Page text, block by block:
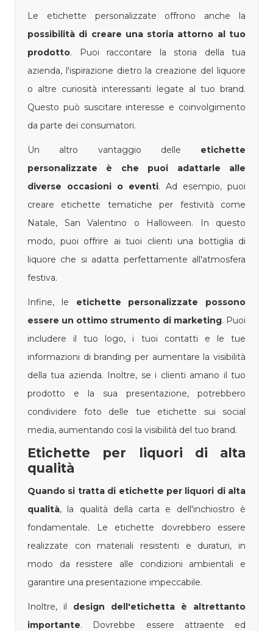
Le etichette personalizzate offrono anche la
possibilità di creare una storia attorno al tuo
prodotto. Puoi raccontare la storia della tua
azienda, l'ispirazione dietro la creazione del liquore
o altre curiosità interessanti legate al tuo brand.
Questo può suscitare interesse e coinvolgimento
da parte dei consumatori.
Un altro vantaggio delle etichette
personalizzate è che puoi adattarle alle
diverse occasioni o eventi. Ad esempio, puoi
creare etichette tematiche per festività come
Natale, San Valentino o Halloween. In questo
modo, puoi offrire ai tuoi clienti una bottiglia di
liquore che si adatta perfettamente all'atmosfera
festiva.
Infine, le etichette personalizzate possono
essere un ottimo strumento di marketing. Puoi
includere il tuo logo, i tuoi contatti e le tue
informazioni di branding per aumentare la visibilità
della tua azienda. Inoltre, se i clienti amano il tuo
prodotto e la sua presentazione, potrebbero
condividere foto delle tue etichette sui social
media, aumentando così la visibilità del tuo brand.
Etichette per liquori di alta
qualità
Quando si tratta di etichette per liquori di alta
qualità, la qualità della carta e dell'inchiostro è
fondamentale. Le etichette dovrebbero essere
realizzate con materiali resistenti e duraturi, in
modo da resistere alle condizioni ambientali e
garantire una presentazione impeccabile.
Inoltre, il design dell'etichetta è altrettanto
importante. Dovrebbe essere attraente ed